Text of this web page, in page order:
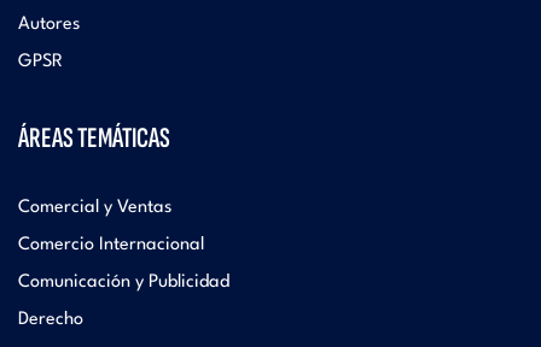
Autores
GPSR
ÁREAS TEMÁTICAS
Comercial y Ventas
Comercio Internacional
Comunicación y Publicidad
Derecho